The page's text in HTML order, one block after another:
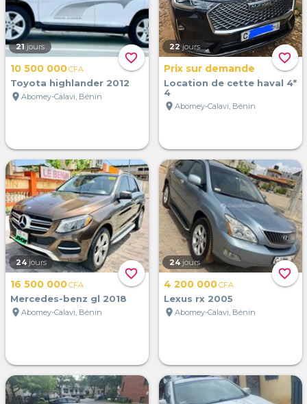
favorite_border
21 jours
10 500 000CFA
Toyota highlander 2012
location_on Abomey-Calavi, Bénin
favorite_border
22 jours
Prix sur demande
Location de cette haval 4*
4
location_on Abomey-Calavi, Bénin
favorite_border
24 jours
16 500 000CFA
Mercedes-benz gl 2018
location_on Abomey-Calavi, Bénin
favorite_border
24 jours
4 200 000CFA
Lexus rx 2005
location_on Abomey-Calavi, Bénin